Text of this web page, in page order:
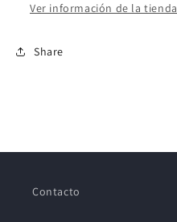
Ver información de la tienda
Share
Contacto